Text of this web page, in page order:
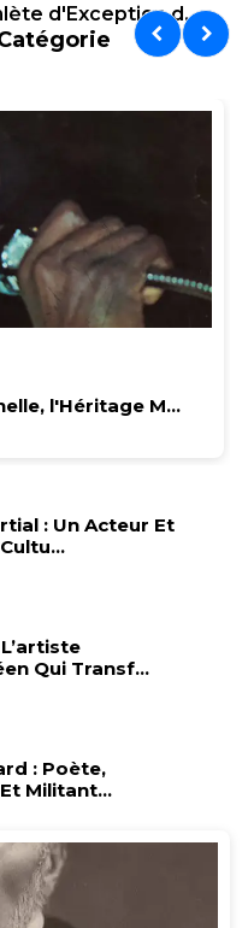
d'Exception d...
l'Héritage M...
: Un Acteur Et
Qui Transf...
: Poète,
Militant...